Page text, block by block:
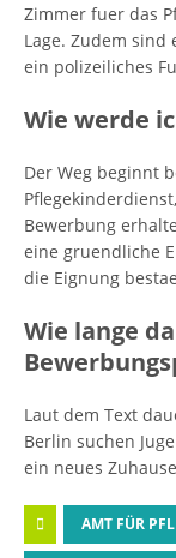
Zimmer fuer das
Lage. Zudem
ein polizeiliches
Wie werde
Der Weg beginnt
Bewerbung
eine gruendliche
die Eignung
Wie lange
Laut dem Text
Berlin suchen
ein neues
AMT FÜR